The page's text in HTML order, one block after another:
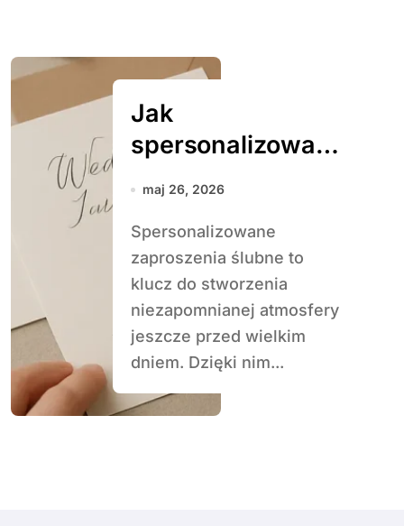
Jak
spersonalizować
zaproszenia
maj 26, 2026
Spersonalizowane
zaproszenia ślubne to
klucz do stworzenia
niezapomnianej atmosfery
jeszcze przed wielkim
dniem. Dzięki nim...